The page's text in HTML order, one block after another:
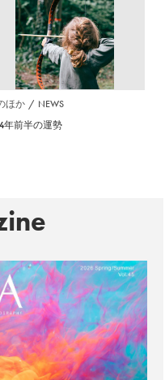
ほか NEWS
年前半の運勢